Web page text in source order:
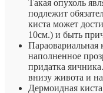
Такая опухоль
подлежит
киста может
10см.) и быть
Параовариальная
наполненное
придатка
внизу живота и
Дермоидная